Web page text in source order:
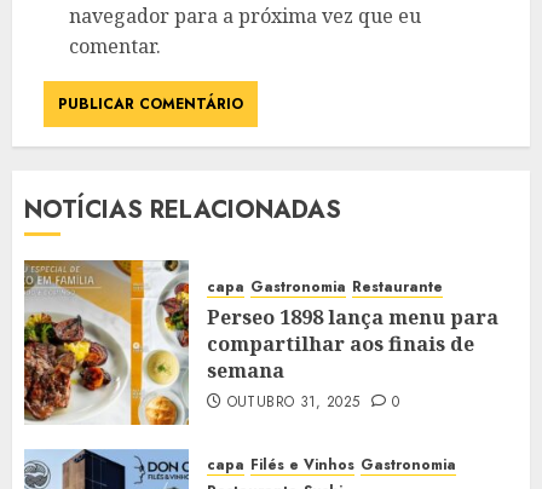
navegador para a próxima vez que eu
comentar.
NOTÍCIAS RELACIONADAS
capa Gastronomia Restaurante
Perseo 1898 lança menu para
compartilhar aos finais de
semana
OUTUBRO 31, 2025 0
capa Filés e Vinhos Gastronomia